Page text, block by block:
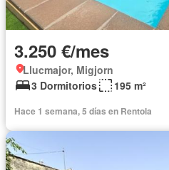
3.250 €/mes
Llucmajor, Migjorn
3 Dormitorios
195 m²
Hace 1 semana, 5 días en Rentola